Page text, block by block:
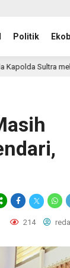
Politik
Humas
214